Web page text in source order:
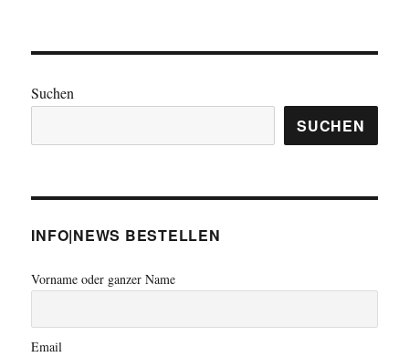
Suchen
SUCHEN
INFO|NEWS BESTELLEN
Vorname oder ganzer Name
Email